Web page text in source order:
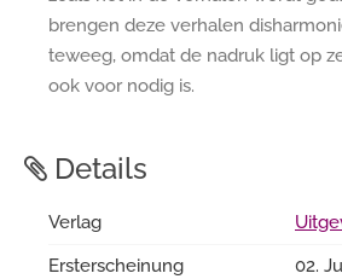
brengen deze verhalen
teweeg, omdat de nadruk ligt op
ook voor nodig is.
Details
Verlag
Ersterscheinung
02.